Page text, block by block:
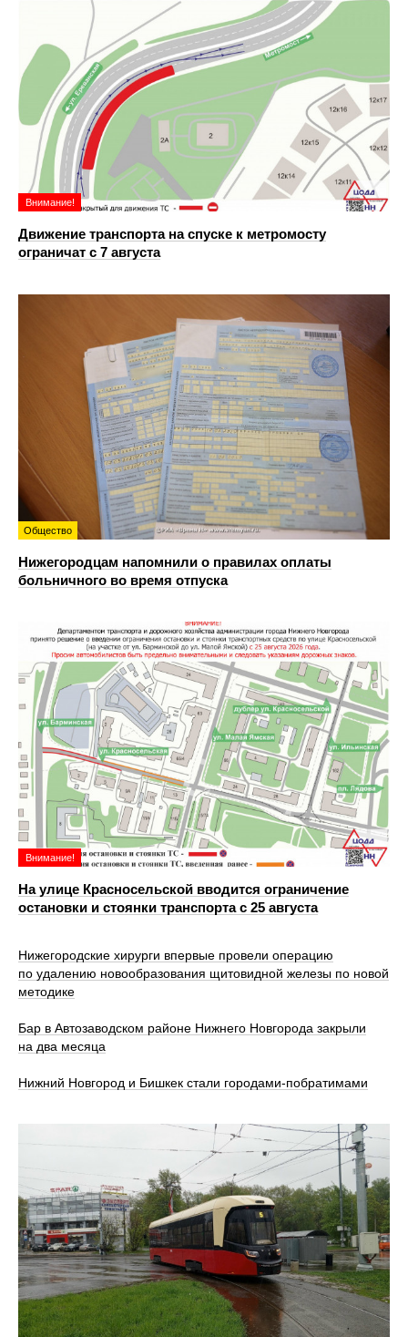
Внимание!
Движение транспорта на спуске к метромосту
ограничат с 7 августа
Общество
Нижегородцам напомнили о правилах оплаты
больничного во время отпуска
Внимание!
На улице Красносельской вводится ограничение
остановки и стоянки транспорта с 25 августа
Нижегородские хирурги впервые провели операцию
по удалению новообразования щитовидной железы по новой
методике
Бар в Автозаводском районе Нижнего Новгорода закрыли
на два месяца
Нижний Новгород и Бишкек стали городами-побратимами